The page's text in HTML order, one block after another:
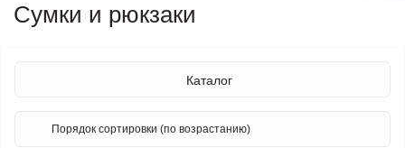
Сумки и рюкзаки
Каталог